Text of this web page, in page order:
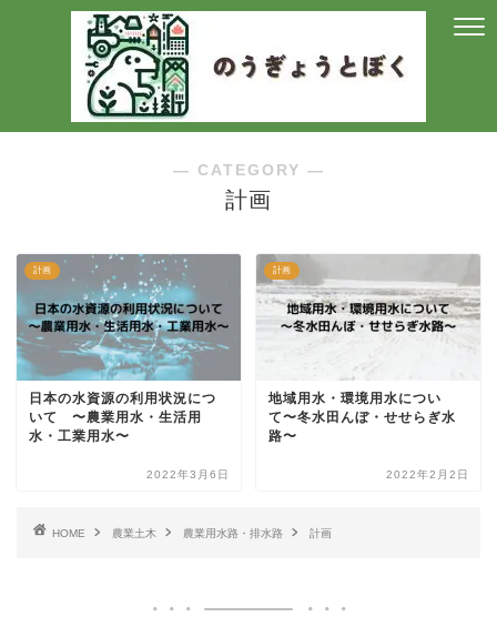
― CATEGORY ―
計画
計画
日本の水資源の利用状況につ
いて 〜農業用水・生活用
水・工業用水〜
2022年3月6日
計画
地域用水・環境用水につい
て〜冬水田んぼ・せせらぎ水
路〜
2022年2月2日
HOME 農業土木 農業用水路・排水路 計画